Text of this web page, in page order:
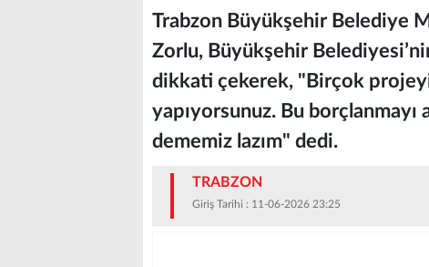
Trabzon Büyükşehir Belediye
Zorlu, Büyükşehir
dikkati çekerek, "Birçok
yapıyorsunuz. Bu borçlanmayı
dememiz lazım" dedi.
TRABZON
Giriş Tarihi : 11-06-2026 23:25